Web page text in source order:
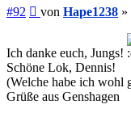
#92 Beitrag
von Hape1238 »
Ich danke euch, Jungs!
Schöne Lok, Dennis!
(Welche habe ich wohl
Grüße aus Genshagen